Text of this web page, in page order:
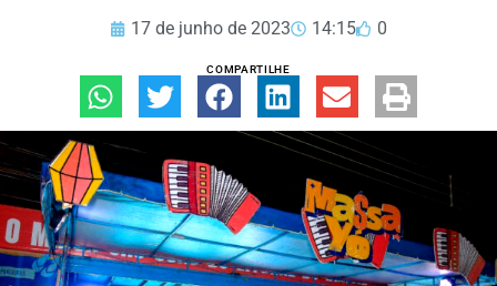
17 de junho de 2023 14:15 0
COMPARTILHE